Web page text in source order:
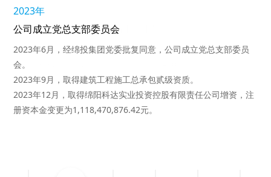
2023年
公司成立党总支部委员会
2023年6月，经绵投集团党委批复同意，公司成立党总支部委员
会。
2023年9月，取得建筑工程施工总承包贰级资质。
2023年12月，取得绵阳科达实业投资控股有限责任公司增资，注
册资本金变更为1,118,470,876.42元。